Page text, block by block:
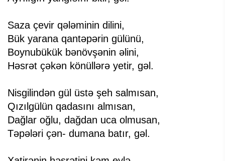
Saza çevir qələminin dilini,
Bük yarana qantəpərin gülünü,
Boynubükük bənövşənin əlini,
Həsrət çəkən könüllərə yetir, gəl.
Nisgilindən gül üstə şeh salmısan,
Qızılgülün qadasını almısan,
Dağlar oğlu, dağdan uca olmusan,
Təpələri çən- dumana batır, gəl.